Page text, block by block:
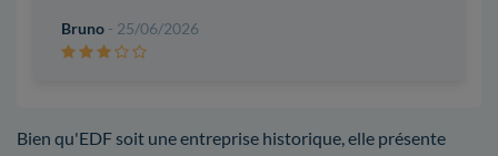
Bruno - 25/06/2026
Bien qu'EDF soit une entreprise historique, elle présente